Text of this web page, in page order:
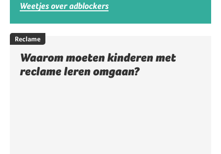
Weetjes over adblockers
Reclame
Waarom moeten kinderen met
reclame leren omgaan?